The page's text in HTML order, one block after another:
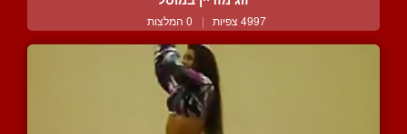
4997 צפיות | 0 המלצות